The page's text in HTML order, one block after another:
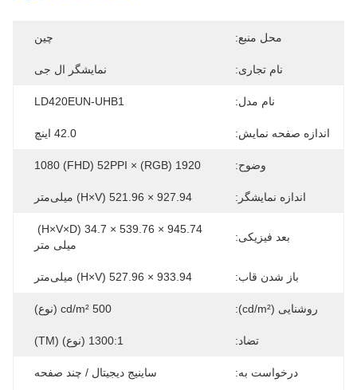
محل منبع: چین
نام تجاری: نمایشگر ال جی
نام مدل: LD420EUN-UHB1
اندازه صفحه نمایش: 42.0 اینچ
وضوح: 1920 (RGB) × 1080 (FHD) 52PPI
اندازه نمایشگر: 927.94 × 521.96 (H×V) میلی‌متر
بعد فیزیکی:
میلی متر
باز شدن قاب: 933.94 × 527.96 (H×V) میلی‌متر
روشنایی (cd/m²): 500 cd/m² (نوع)
تضاد: 1300:1 (نوع) (TM)
درخواست به: ساینیج دیجیتال / چند صفحه